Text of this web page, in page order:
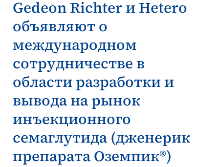
Gedeon Richter и Hetero
объявляют о
международном
сотрудничестве в
области разработки и
вывода на рынок
инъекционного
семаглутида (дженерик
препарата Оземпик®)